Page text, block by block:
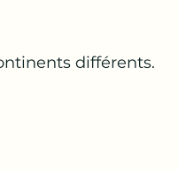
différents.